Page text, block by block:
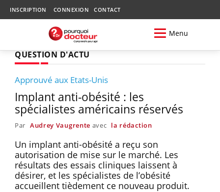
INSCRIPTION CONNEXION CONTACT
Menu
QUESTION D'ACTU
Approuvé aux Etats-Unis
Implant anti-obésité : les
spécialistes américains réservés
Par Audrey Vaugrente avec la rédaction
Un implant anti-obésité a reçu son
autorisation de mise sur le marché. Les
résultats des essais cliniques laissent à
désirer, et les spécialistes de l’obésité
accueillent tièdement ce nouveau produit.